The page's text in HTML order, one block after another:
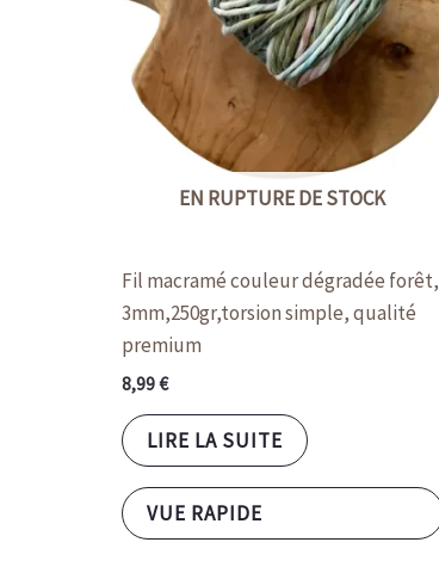
EN RUPTURE DE STOCK
Fil macramé couleur dégradée forêt,
3mm,250gr,torsion simple, qualité
premium
8,99€
LIRE LA SUITE
VUE RAPIDE